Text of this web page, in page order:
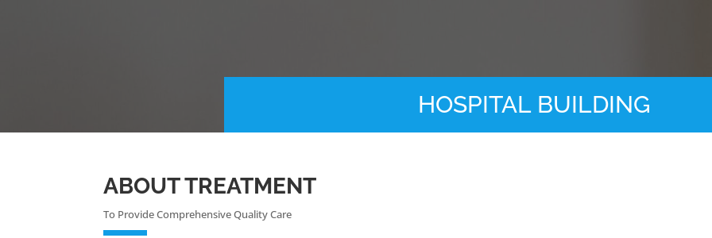
HOSPITAL BUILDING
ABOUT TREATMENT
To Provide Comprehensive Quality Care